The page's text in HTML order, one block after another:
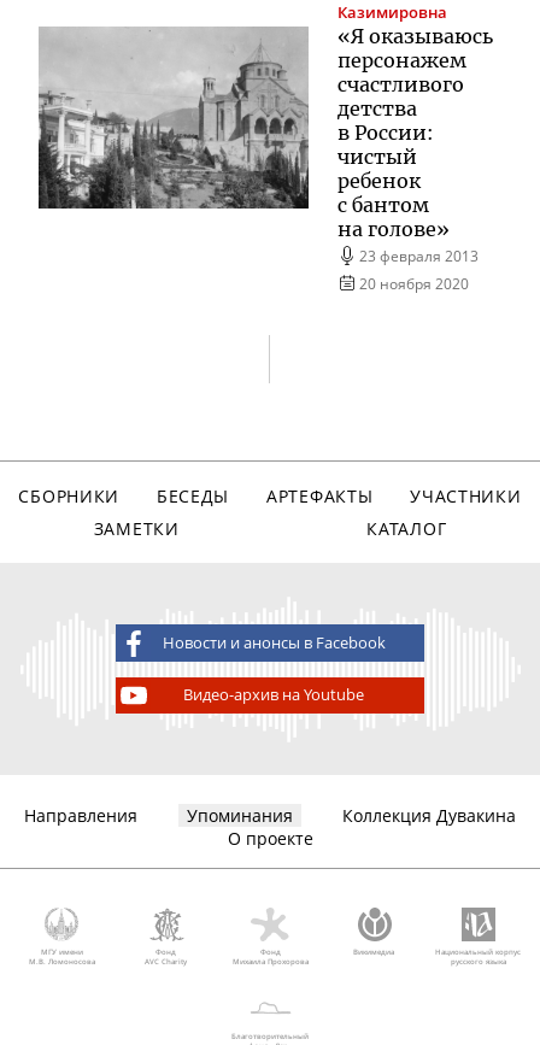
Казимировна
«Я оказываюсь
персонажем
счастливого
детства
в России:
чистый
ребенок
с бантом
на голове»
23 февраля 2013
20 ноября 2020
СБОРНИКИ БЕСЕДЫ АРТЕФАКТЫ
УЧАСТНИКИ
ЗАМЕТКИ
КАТАЛОГ
Новости и анонсы в Facebook
Видео-архив на Youtube
Направления Упоминания
Коллекция Дувакина
О проекте
МГУ имени
М.В. Ломоносова
Фонд
AVC Charity
Фонд
Михаила Прохорова
Викимедиа
Национальный корпус
русского языка
Благотворительный